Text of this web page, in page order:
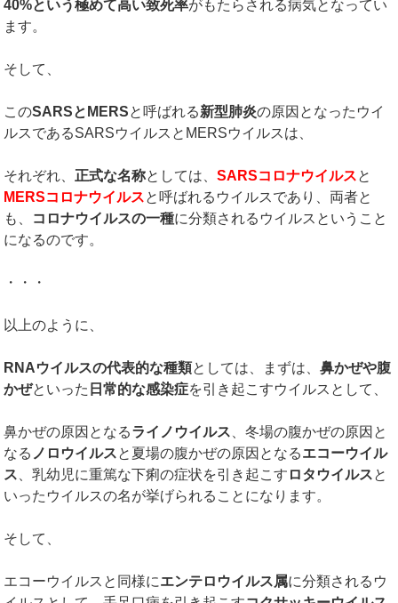
40%という極めて高い致死率がもたらされる病気となってい
ます。
そして、
このSARSと MERSと呼ばれる新型肺炎の原因となったウイ
ルスであるSARSウイルスとMERSウイルスは、
それぞれ、正式な名称としては、SARSコロナウイルスと
MERSコロナウイルスと呼ばれるウイルスであり、両者と
も、 コロナウイルスの一種に分類されるウイルスということ
になるのです。
・・・
以上のように、
RNAウイルスの代表的な種類としては、まずは、鼻かぜや腹
かぜといった 日常的な感染症を引き起こすウイルスとして、
鼻かぜの原因となるライノウイルス、冬場の腹かぜの原因と
なる ノロウイルスと夏場の腹かぜの原因となるエコーウイル
ス、乳幼児に重篤な下痢の症状を引き起こす ロタウイルスと
いったウイルスの名が挙げられることになります。
そして、
エコーウイルスと同様にエンテロウイルス属に分類されるウ